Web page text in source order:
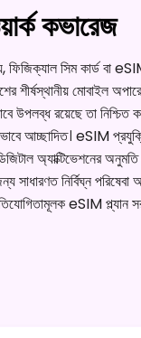
কভারেজ
ফিজিক্যাল সিম কার্ড বা
শীর্ষস্থানীয় মোবাইল
উপলব্ধ রয়েছে তা
আচ্ছাদিত। eSIM
অ্যাক্টিভেশনের
সাধারণত নির্বিঘ্ন
eSIM প্ল্যান